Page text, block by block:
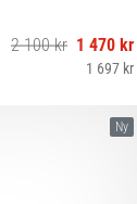
2 100 kr 1 470 kr
1 697 kr
43½ 44 44½ 45 46Ny